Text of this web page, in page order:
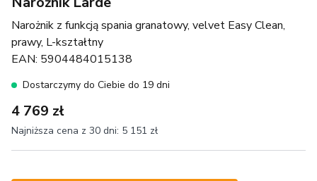
Narożnik z funkcją spania granatowy, velvet Easy Clean,
prawy, L-kształtny
EAN: 5904484015138
Dostarczymy do Ciebie do 19 dni
4 769 zł
Najniższa cena z 30 dni: 5 151 zł